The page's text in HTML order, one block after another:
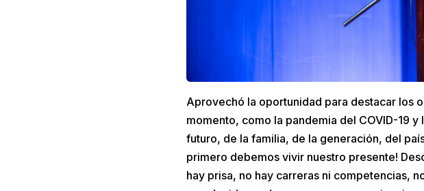
Aprovechó la oportunidad para destacar los
momento, como la pandemia del COVID-19
futuro, de la familia, de la generación, del
primero debemos vivir nuestro presente!
hay prisa, no hay carreras ni competencias,